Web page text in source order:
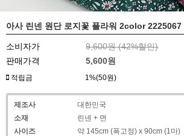
아사 린넨 원단 로지꽃 플라워 2color 2225067
소비자가 9,600원 (42%할인)
판매가격
5,600원
적립금 1%(50원)
제조사
대한민국
소재
린넨 + 면
사이즈
약 145cm (폭고정) x 90cm (1마)